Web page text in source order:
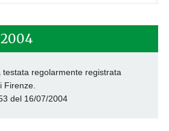
testata regolarmente registrata
Firenze.
del 16/07/2004